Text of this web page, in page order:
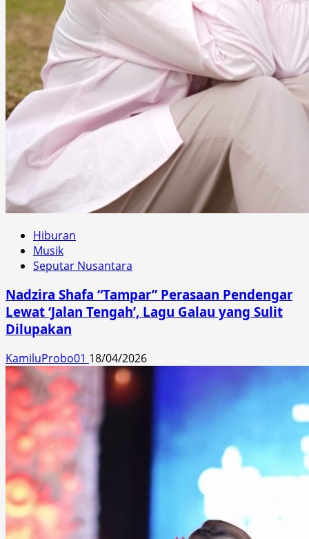
Hiburan
Musik
Seputar Nusantara
Nadzira Shafa “Tampar” Perasaan Pendengar
Lewat ‘Jalan Tengah’, Lagu Galau yang Sulit
Dilupakan
KamiluProbo01 18/04/2026